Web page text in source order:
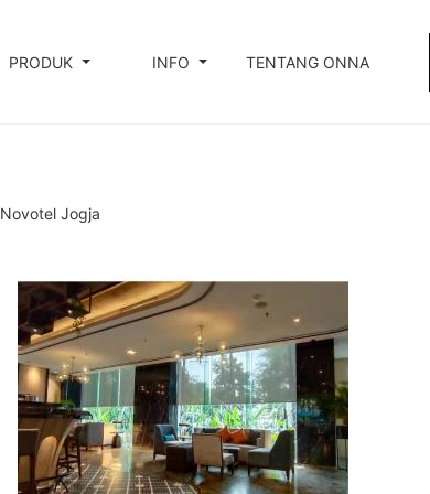
PRODUK INFO TENTANG ONNA
Novotel Jogja